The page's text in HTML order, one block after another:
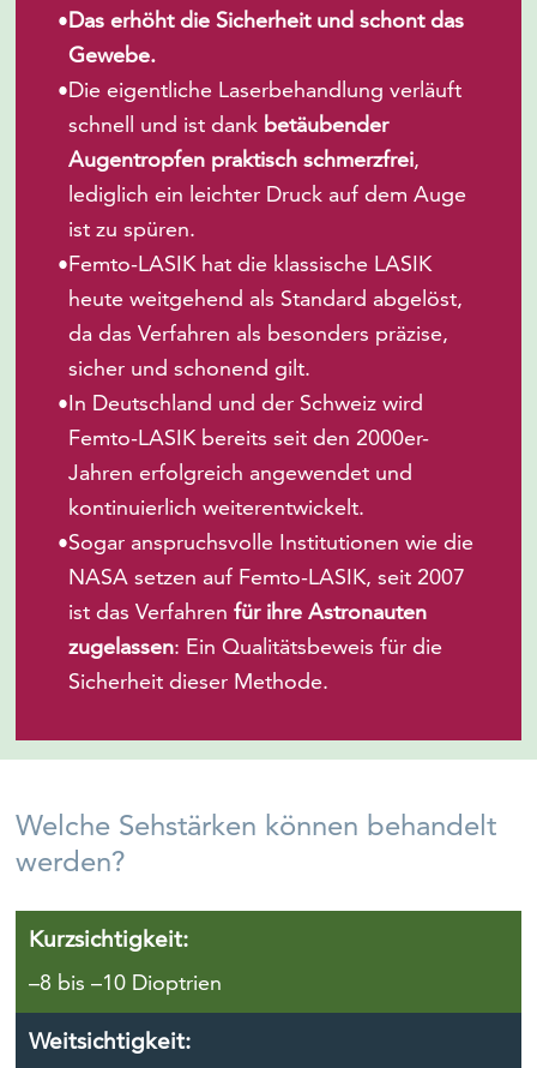
•Das erhöht die Sicherheit und schont das
Gewebe.
•Die eigentliche Laserbehandlung verläuft
schnell und ist dank betäubender
Augentropfen praktisch schmerzfrei,
lediglich ein leichter Druck auf dem Auge
ist zu spüren.
•Femto-LASIK hat die klassische LASIK
heute weitgehend als Standard abgelöst,
da das Verfahren als besonders präzise,
sicher und schonend gilt.
•In Deutschland und der Schweiz wird
Femto-LASIK bereits seit den 2000er-
Jahren erfolgreich angewendet und
kontinuierlich weiterentwickelt.
•Sogar anspruchsvolle Institutionen wie die
NASA setzen auf Femto-LASIK, seit 2007
ist das Verfahrenfür ihre Astronauten
zugelassen: Ein Qualitätsbeweis für die
Sicherheit dieser Methode.
Welche Sehstärken können behandelt
werden?
Kurzsichtigkeit:
–8 bis –10 Dioptrien
Weitsichtigkeit: